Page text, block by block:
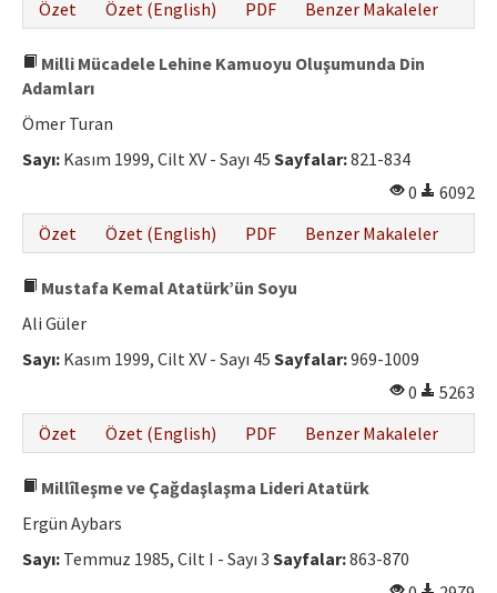
Özet
Özet (English) PDF Benzer Makaleler
Milli Mücadele Lehine Kamuoyu Oluşumunda Din
Adamları
Ömer Turan
Sayı: Kasım 1999, Cilt XV - Sayı 45 Sayfalar:821-834
0
6092
Özet
Özet (English) PDF Benzer Makaleler
Mustafa Kemal Atatürk’ün Soyu
Ali Güler
Sayı: Kasım 1999, Cilt XV - Sayı 45 Sayfalar:969-1009
0
5263
Özet
Özet (English) PDF Benzer Makaleler
Millîleşme ve Çağdaşlaşma Lideri Atatürk
Ergün Aybars
Sayı: Temmuz 1985, Cilt I - Sayı 3 Sayfalar:863-870